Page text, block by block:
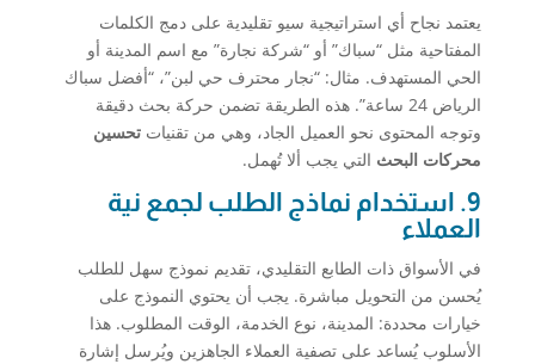
يعتمد نجاح أي استراتيجية سيو تقليدية على دمج الكلمات
المفتاحية مثل “سباك” أو “شركة نجارة” مع اسم المدينة أو
الحي المستهدف. مثال: “نجار محترف حي لبن”، “أفضل سباك
الرياض 24 ساعة”. هذه الطريقة تضمن حركة بحث دقيقة
وتوجه المحتوى نحو العميل الجاد، وهي من تقنيات تحسين
محركات البحث التي يجب ألا تُهمل.
9. استخدام نماذج الطلب لجمع نية
العملاء
في الأسواق ذات الطابع التقليدي، تقديم نموذج سهل للطلب
يُحسن من التحويل مباشرة. يجب أن يحتوي النموذج على
خيارات محددة: المدينة، نوع الخدمة، الوقت المطلوب. هذا
الأسلوب يُساعد على تصفية العملاء الجاهزين ويُرسل إشارة